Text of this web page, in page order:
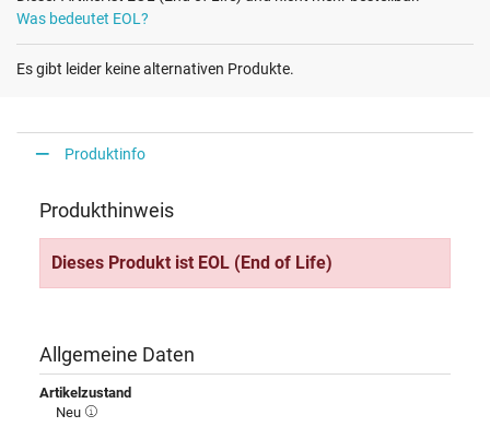
Was bedeutet EOL?
Es gibt leider keine alternativen Produkte.
Produktinfo
Produkthinweis
Dieses Produkt ist EOL (End of Life)
Allgemeine Daten
Artikelzustand
Neu